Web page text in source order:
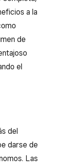
a la
de
el
del
darse de
Las